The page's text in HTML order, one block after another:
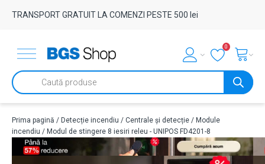
TRANSPORT GRATUIT LA COMENZI PESTE 500 lei
0
Products
search
Prima pagină / Detecție incendiu / Centrale și detecție / Module
incendiu / Modul de stingere 8 iesiri releu - UNIPOS FD4201-8